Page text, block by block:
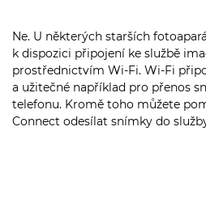
Ne. U některých starších
k dispozici připojení ke službě
prostřednictvím Wi-Fi. Wi-Fi
a užitečné například pro přenos
telefonu. Kromě toho můžete
Connect odesílat snímky do